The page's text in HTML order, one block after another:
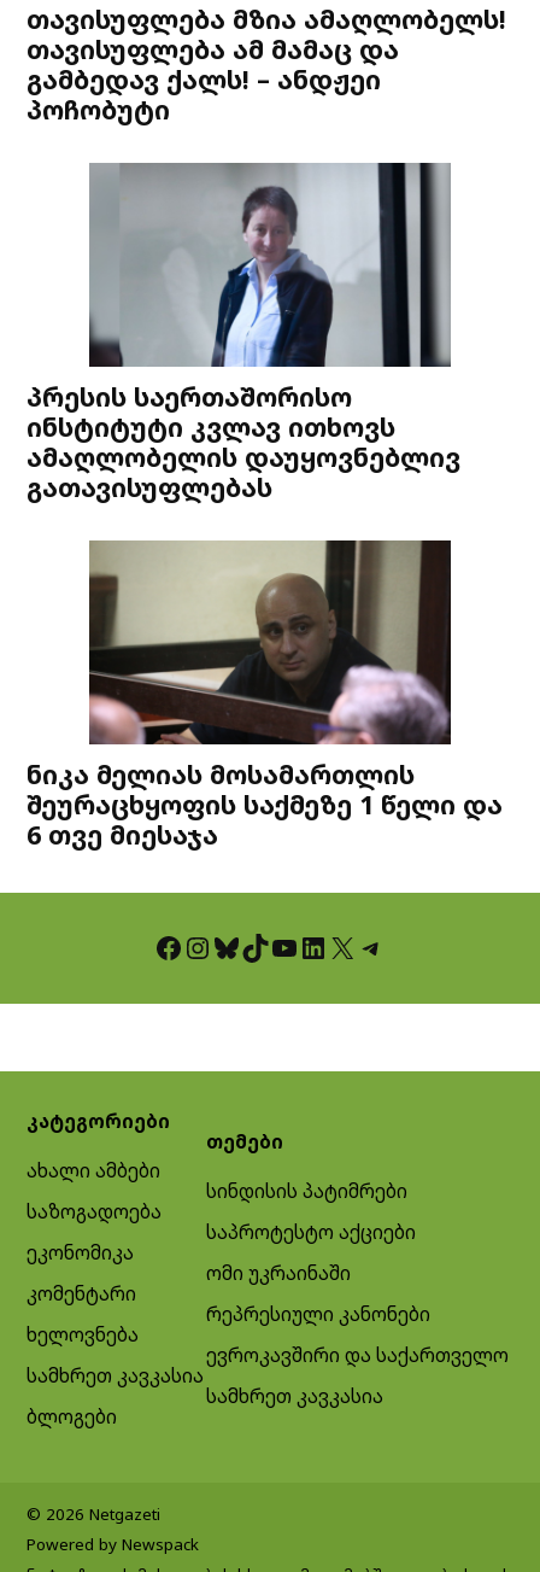
თავისუფლება მზია ამაღლობელს!
თავისუფლება ამ მამაც და
გამბედავ ქალს! – ანდჟეი
პოჩობუტი
პრესის საერთაშორისო
ინსტიტუტი კვლავ ითხოვს
ამაღლობელის დაუყოვნებლივ
გათავისუფლებას
ნიკა მელიას მოსამართლის
შეურაცხყოფის საქმეზე 1 წელი და
6 თვე მიესაჯა
Facebook InstagramBluesky TikTok YouTube LinkedIn X Telegram
კატეგორიები
ახალი ამბები
საზოგადოება
ეკონომიკა
კომენტარი
ხელოვნება
სამხრეთ კავკასია
ბლოგები
თემები
სინდისის პატიმრები
საპროტესტო აქციები
ომი უკრაინაში
რეპრესიული კანონები
ევროკავშირი და საქართველო
სამხრეთ კავკასია
© 2026 Netgazeti
Powered by Newspack